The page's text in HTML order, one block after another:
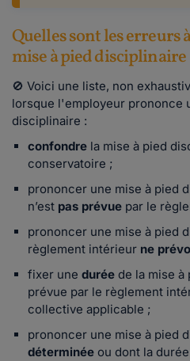
Quelles sont les erreurs
mise à pied disciplinaire
🚫 Voici une liste, non
lorsque l'employeur prononce
disciplinaire :
confondre la mise à pied
conservatoire ;
prononcer une mise à pied
n’est pas prévue par le
prononcer une mise à pied
règlement intérieur ne
fixer une durée de la mise à
prévue par le règlement
collective applicable ;
prononcer une mise à pied
déterminée ou dont la durée